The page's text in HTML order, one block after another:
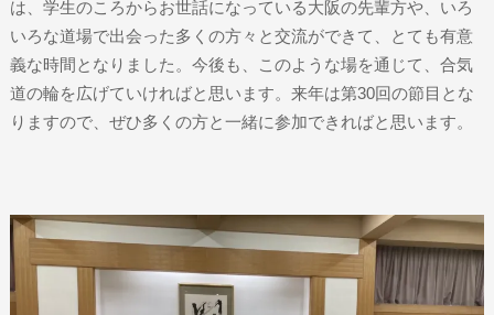
は、学生のころからお世話になっている大阪の先輩方や、いろ
いろな道場で出会った多くの方々と交流ができて、とても有意
義な時間となりました。今後も、このような場を通じて、合気
道の輪を広げていければと思います。来年は第30回の節目とな
りますので、ぜひ多くの方と一緒に参加できればと思います。